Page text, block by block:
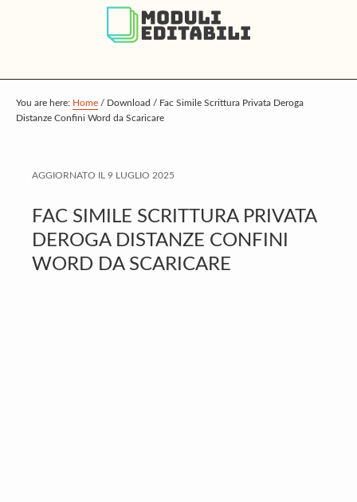
p
t
a
n
c
o
p
t
r
m
a
r
p
t
o
t
e
r
You are here: Home / Download / Fac Simile Scrittura Privata Deroga
Distanze Confini Word da Scaricare
AGGIORNATO IL 9 LUGLIO 2025
FAC SIMILE SCRITTURA PRIVATA
DEROGA DISTANZE CONFINI
WORD DA SCARICARE